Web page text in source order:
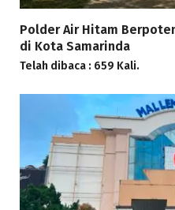
Polder Air Hitam
di Kota Samarinda
Telah dibaca : 659 Kali.